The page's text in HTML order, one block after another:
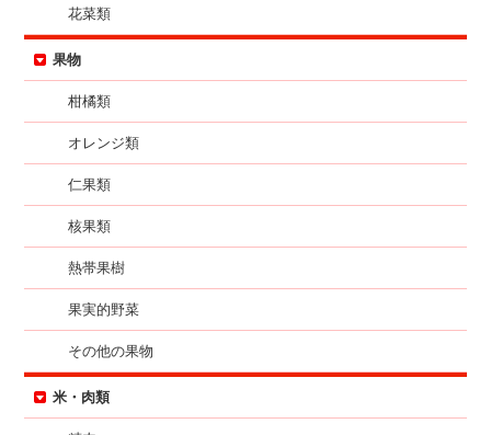
花菜類
果物
柑橘類
オレンジ類
仁果類
核果類
熱帯果樹
果実的野菜
その他の果物
米・肉類